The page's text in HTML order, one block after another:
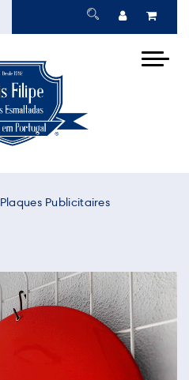
Plaques Publicitaires